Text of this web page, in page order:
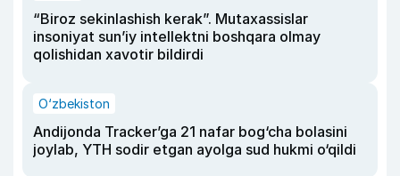
“Biroz sekinlashish kerak”. Mutaxassislar
insoniyat sun’iy intellektni boshqara olmay
qolishidan xavotir bildirdi
O‘zbekiston
Andijonda Tracker’ga 21 nafar bog‘cha bolasini
joylab, YTH sodir etgan ayolga sud hukmi o‘qildi